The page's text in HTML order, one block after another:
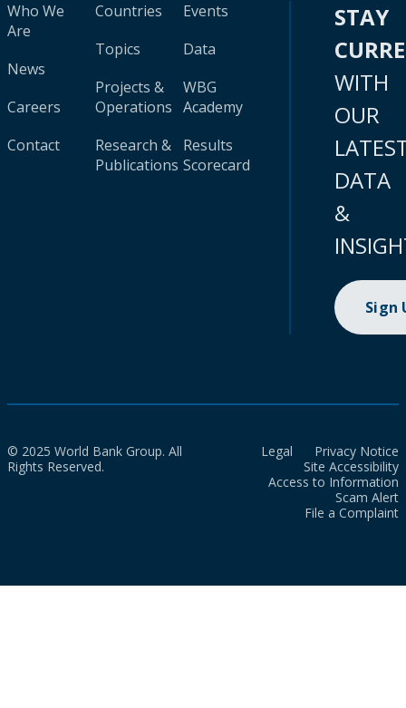
Who We
Are
News
Careers
Contact
Countries
Topics
Projects &
Operations
Research &
Publications
Events
Data
WBG
Academy
Results
Scorecard
STAY
WITH
OUR
DATA
&
Sign
© 2025 World Bank Group. All
Rights Reserved.
Legal
Privacy Notice
Site Accessibility
Access to Information
Scam Alert
File a Complaint